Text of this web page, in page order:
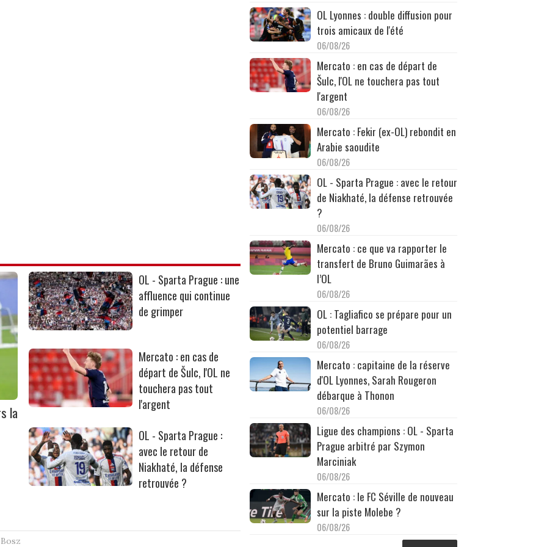
la
OL - Sparta Prague : une
affluence qui continue
de grimper
Mercato : en cas de
départ de Šulc, l'OL ne
touchera pas tout
l'argent
OL - Sparta Prague :
avec le retour de
Niakhaté, la défense
retrouvée ?
OL Lyonnes : double diffusion pour
trois amicaux de l'été
06/08/26
Mercato : en cas de départ de
Šulc, l'OL ne touchera pas tout
l'argent
06/08/26
Mercato : Fekir (ex-OL) rebondit en
Arabie saoudite
06/08/26
OL - Sparta Prague : avec le retour
de Niakhaté, la défense retrouvée
?
06/08/26
Mercato : ce que va rapporter le
transfert de Bruno Guimarães à
l’OL
06/08/26
OL : Tagliafico se prépare pour un
potentiel barrage
06/08/26
Mercato : capitaine de la réserve
d'OL Lyonnes, Sarah Rougeron
débarque à Thonon
06/08/26
Ligue des champions : OL - Sparta
Prague arbitré par Szymon
Marciniak
06/08/26
Mercato : le FC Séville de nouveau
sur la piste Molebe ?
06/08/26